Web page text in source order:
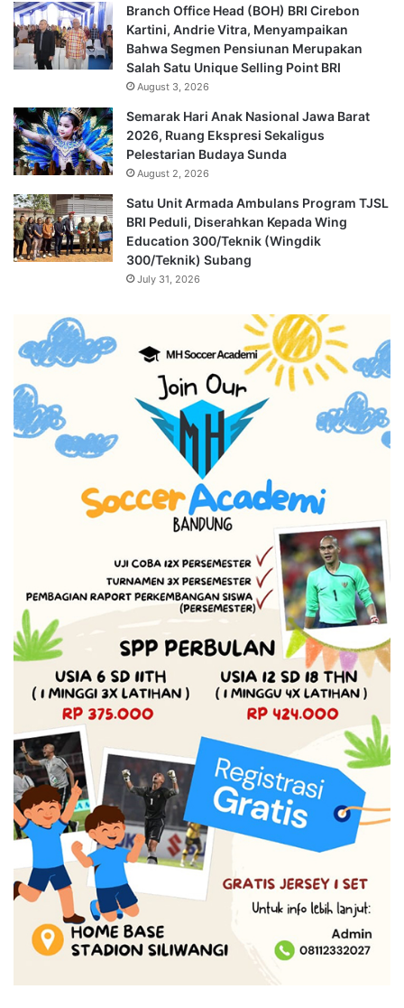
Branch Office Head (BOH) BRI Cirebon
Kartini, Andrie Vitra, Menyampaikan
Bahwa Segmen Pensiunan Merupakan
Salah Satu Unique Selling Point BRI
August 3, 2026
Semarak Hari Anak Nasional Jawa Barat
2026, Ruang Ekspresi Sekaligus
Pelestarian Budaya Sunda
August 2, 2026
Satu Unit Armada Ambulans Program TJSL
BRI Peduli, Diserahkan Kepada Wing
Education 300/Teknik (Wingdik
300/Teknik) Subang
July 31, 2026